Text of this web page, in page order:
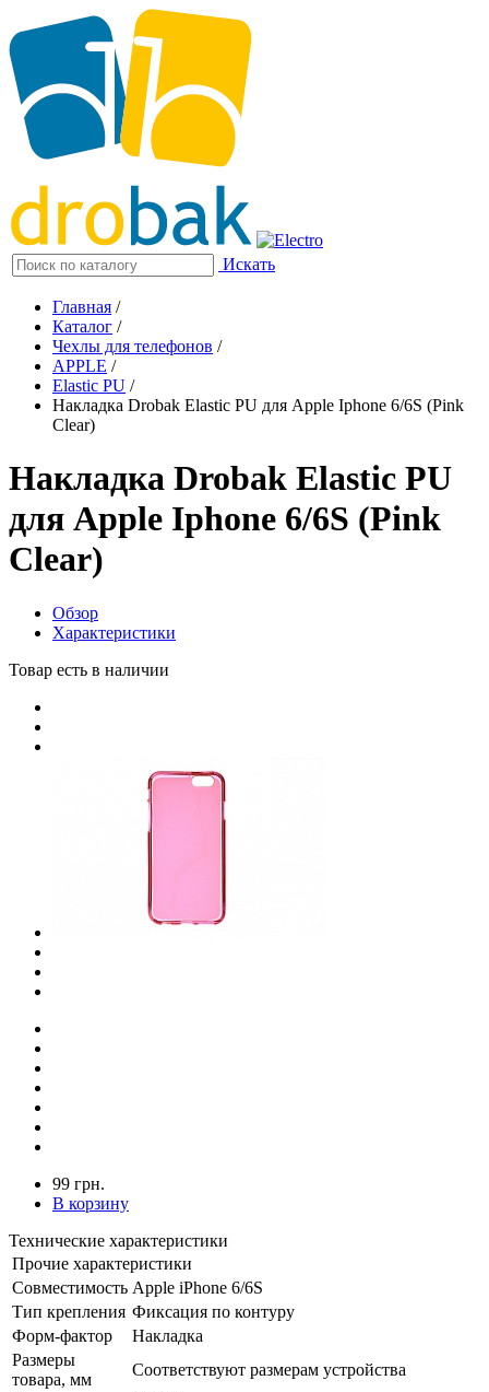
Искать
Главная /
Каталог /
Чехлы для телефонов /
APPLE /
Elastic PU /
Накладка Drobak Elastic PU для Apple Iphone 6/6S (Pink
Clear)
Накладка Drobak Elastic PU
для Apple Iphone 6/6S (Pink
Clear)
Обзор
Характеристики
Товар есть в наличии
99 грн.
В корзину
Технические характеристики
Прочие характеристики
Совместимость Apple iPhone 6/6S
Тип крепления Фиксация по контуру
Форм-фактор
Накладка
Размеры
товара, мм
Соответствуют размерам устройства